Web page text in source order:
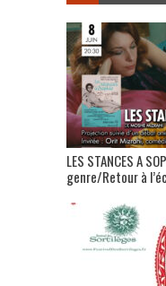
LES STANCES A
genre/Retour à